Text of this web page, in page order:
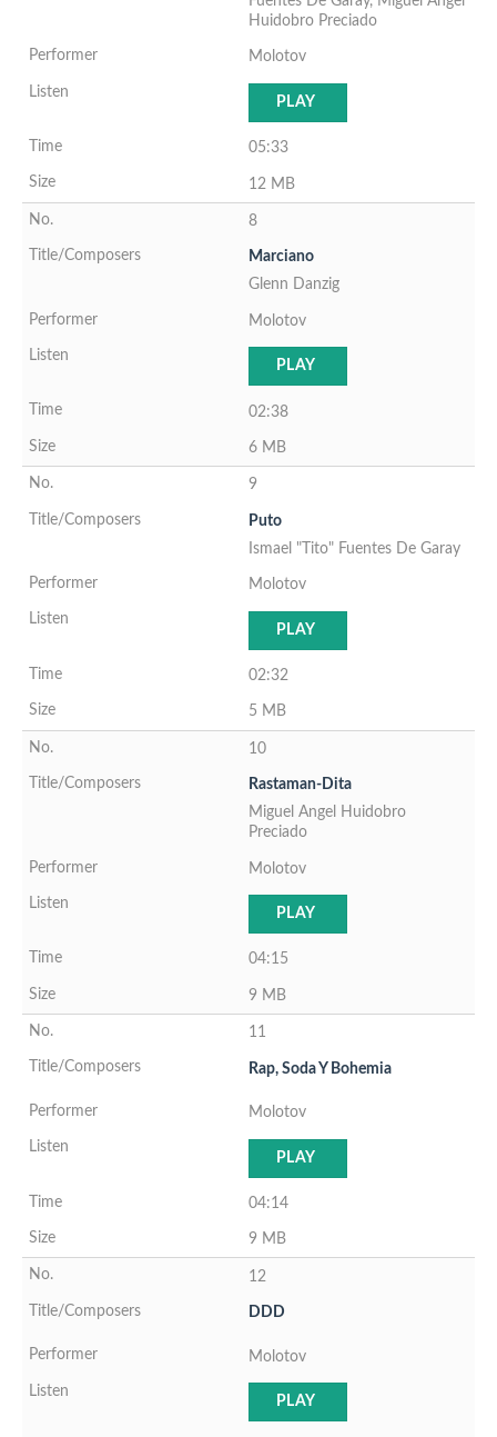
Huidobro Preciado
Molotov
PLAY
05:33
12 MB
8
Marciano
Glenn Danzig
Molotov
PLAY
02:38
6 MB
9
Puto
Ismael "Tito" Fuentes De Garay
Molotov
PLAY
02:32
5 MB
10
Rastaman-Dita
Miguel Angel Huidobro
Preciado
Molotov
PLAY
04:15
9 MB
11
Rap, Soda Y Bohemia
Molotov
PLAY
04:14
9 MB
12
DDD
Molotov
PLAY